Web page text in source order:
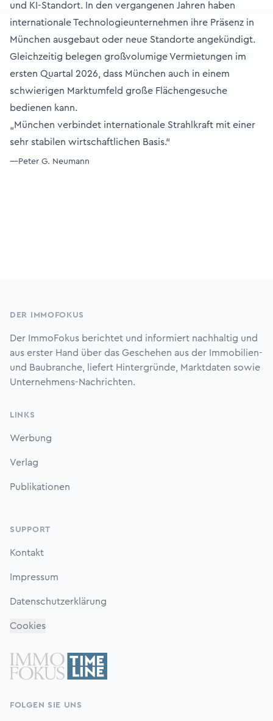
und KI-Standort. In den vergangenen Jahren haben
internationale Technologieunternehmen ihre Präsenz in
München ausgebaut oder neue Standorte angekündigt.
Gleichzeitig belegen großvolumige Vermietungen im
ersten Quartal 2026, dass München auch in einem
schwierigen Marktumfeld große Flächengesuche
bedienen kann.
„München verbindet internationale Strahlkraft mit einer
sehr stabilen wirtschaftlichen Basis.“
—Peter G. Neumann
DER IMMOFOKUS
Der ImmoFokus berichtet und informiert nachhaltig und
aus erster Hand über das Geschehen aus der Immobilien-
und Baubranche, liefert Hintergründe, Marktdaten sowie
Unternehmens-Nachrichten.
LINKS
Werbung
Verlag
Publikationen
SUPPORT
Kontakt
Impressum
Datenschutzerklärung
Cookies
FOLGEN SIE UNS